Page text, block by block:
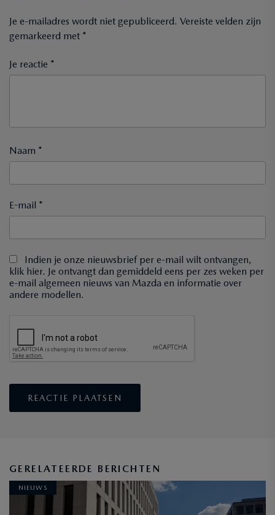
Je e-mailadres wordt niet gepubliceerd. Vereiste velden zijn
gemarkeerd met *
Je reactie *
Naam *
E-mail *
Indien je onze nieuwsbrief per e-mail wilt ontvangen,
klik hier. Je ontvangt dan gemiddeld eens per zes weken per
e-mail algemeen nieuws van Mazda en informatie over
andere modellen.
GERELATEERDE BERICHTEN
NIEUWS